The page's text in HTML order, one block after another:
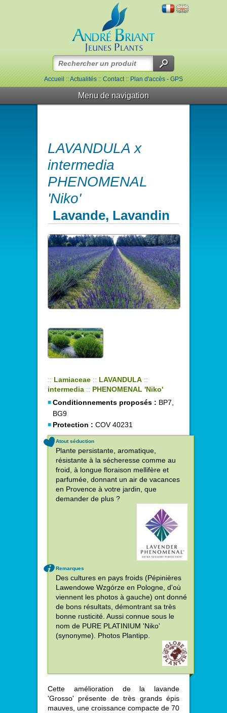
Accueil::Actualités::Contact::Plan d'accès - GPS
Menu de navigation
LAVANDULA x
intermedia
PHENOMENAL
'Niko'
Lavande, Lavandin
:: Lamiaceae :: LAVANDULA ::
intermedia :: PHENOMENAL 'Niko'
Conditionnements proposés : BP7,
BG9
Protection : COV 40231
Atout séduction
Plante persistante, aromatique,
résistante à la sécheresse comme au
froid, à longue floraison mellifère et
parfumée, donnant un air de vacances
en Provence à votre jardin, que
demander de plus ?
Remarques
Des cultures en pays froids (Pépinières
Lawendowe Wzgórze en Pologne, d'où
viennent les photos à gauche) ont donné
de bons résultats, démontrant sa très
bonne rusticité. Aussi connue sous le
nom de PURE PLATINIUM 'Niko'
(synonyme). Photos Plantipp.
Cette amélioration de la lavande
'Grosso' présente de très grands épis
mauves, une croissance compacte de 70